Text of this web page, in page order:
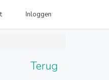
Inloggen
Terug